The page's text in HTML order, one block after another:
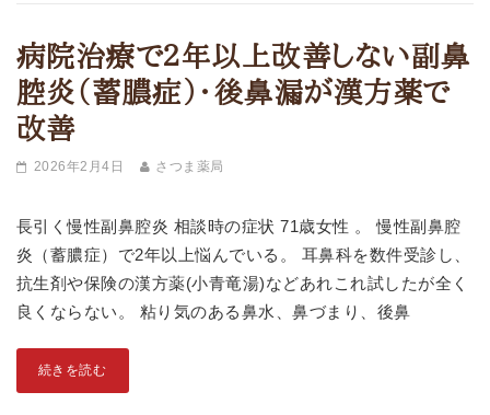
病院治療で２年以上改善しない副鼻
腔炎（蓄膿症）・後鼻漏が漢方薬で
改善
2026年2月4日 さつま薬局
長引く慢性副鼻腔炎 相談時の症状 71歳女性 。 慢性副鼻腔
炎（蓄膿症）で2年以上悩んでいる。 耳鼻科を数件受診し、
抗生剤や保険の漢方薬(小青竜湯)などあれこれ試したが全く
良くならない。 粘り気のある鼻水、鼻づまり、後鼻
続きを読む